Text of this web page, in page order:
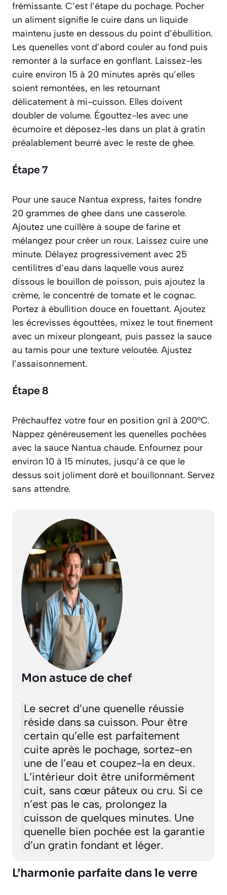
frémissante. C’est l’étape du pochage. Pocher
un aliment signifie le cuire dans un liquide
maintenu juste en dessous du point d’ébullition.
Les quenelles vont d’abord couler au fond puis
remonter à la surface en gonflant. Laissez-les
cuire environ 15 à 20 minutes après qu’elles
soient remontées, en les retournant
délicatement à mi-cuisson. Elles doivent
doubler de volume. Égouttez-les avec une
écumoire et déposez-les dans un plat à gratin
préalablement beurré avec le reste de ghee.
Étape 7
Pour une sauce Nantua express, faites fondre
20 grammes de ghee dans une casserole.
Ajoutez une cuillère à soupe de farine et
mélangez pour créer un roux. Laissez cuire une
minute. Délayez progressivement avec 25
centilitres d’eau dans laquelle vous aurez
dissous le bouillon de poisson, puis ajoutez la
crème, le concentré de tomate et le cognac.
Portez à ébullition douce en fouettant. Ajoutez
les écrevisses égouttées, mixez le tout finement
avec un mixeur plongeant, puis passez la sauce
au tamis pour une texture veloutée. Ajustez
l’assaisonnement.
Étape 8
Préchauffez votre four en position gril à 200°C.
Nappez généreusement les quenelles pochées
avec la sauce Nantua chaude. Enfournez pour
environ 10 à 15 minutes, jusqu’à ce que le
dessus soit joliment doré et bouillonnant. Servez
sans attendre.
Mon astuce de chef
Le secret d’une quenelle réussie
réside dans sa cuisson. Pour être
certain qu’elle est parfaitement
cuite après le pochage, sortez-en
une de l’eau et coupez-la en deux.
L’intérieur doit être uniformément
cuit, sans cœur pâteux ou cru. Si ce
n’est pas le cas, prolongez la
cuisson de quelques minutes. Une
quenelle bien pochée est la garantie
d’un gratin fondant et léger.
L’harmonie parfaite dans le verre